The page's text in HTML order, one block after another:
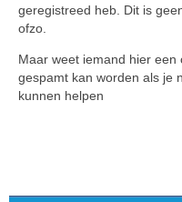
geregistreed heb. Dit is
ofzo.
Maar weet iemand hier
gespamt kan worden als je
kunnen helpen